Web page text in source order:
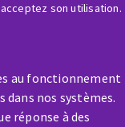
son utilisation.
au fonctionnement
dans nos systèmes.
réponse à des